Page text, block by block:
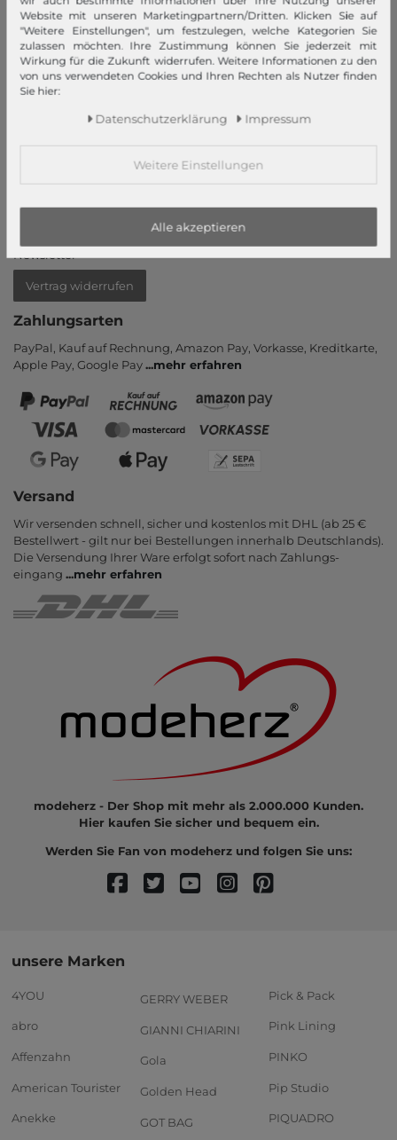
Mein Konto
Login
Neukunde?
Informationen
Hilfe & FAQ
Newsletter
Vertrag widerrufen
Zahlungsarten
PayPal, Kauf auf Rechnung, Amazon Pay, Vor­kasse, Kredit­karte,
Apple Pay, Google Pay...mehr erfahren
Versand
Wir versenden schnell, sicher und kostenlos mit DHL (ab 25 €
Bestell­wert - gilt nur bei Bestel­lungen inner­halb Deutsch­lands).
Die Ver­sendung Ihrer Ware er­folgt sofort nach Zahlungs­
eingang ...mehr erfahren
modeherz - Der Shop mit mehr als 2.000.000 Kunden.
Hier kaufen Sie sicher und bequem ein.
Werden Sie Fan von modeherz und folgen Sie uns:
unsere Marken
4YOU
abro
Affenzahn
American Tourister
Anekke
GERRY WEBER
GIANNI CHIARINI
Gola
Golden Head
GOT BAG
Pick & Pack
Pink Lining
PINKO
Pip Studio
PIQUADRO
Website mit unseren Marketingpartnern/Dritten. Klicken Sie auf
"Weitere Einstellungen", um festzulegen, welche Kategorien Sie
zulassen möchten. Ihre Zustimmung können Sie jederzeit mit
Wirkung für die Zukunft widerrufen. Weitere Informationen zu den
von uns verwendeten Cookies und Ihren Rechten als Nutzer finden
Sie hier:
Daten­schutz­erklärung Impressum
Weitere Einstellungen
Alle akzeptieren